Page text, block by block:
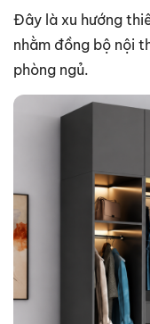
Đây là xu hướng
nhằm đồng bộ nội
phòng ngủ.